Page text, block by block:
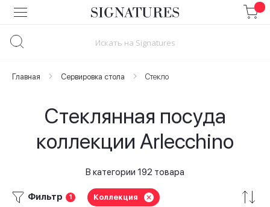
Skip
to
Главная Сервировка стола Стекло
Стеклянная посуда
коллекции Arlecchino
В категории 192 товара
Фильтр 1 Коллекция